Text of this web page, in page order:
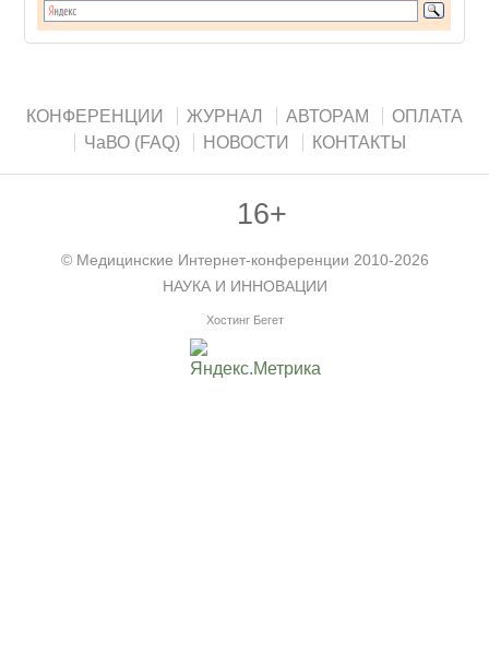
КОНФЕРЕНЦИИ ЖУРНАЛ АВТОРАМ
ОПЛАТА
ЧаВО (FAQ)
НОВОСТИ КОНТАКТЫ
16+
© Медицинские Интернет-конференции 2010-2026
НАУКА И ИННОВАЦИИ
Хостинг Бегет